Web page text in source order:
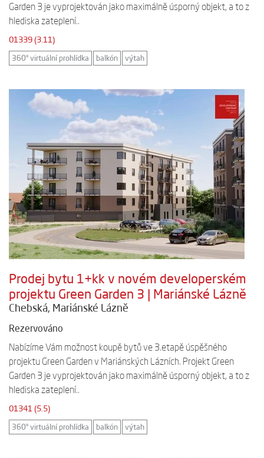
Garden 3 je vyprojektován jako maximálně úsporný objekt, a to z
hlediska zateplení..
01339 (3.11)
360° virtuální prohlídka balkón výtah
Prodej bytu 1+kk v novém developerském
projektu Green Garden 3 | Mariánské Lázně
Chebská, Mariánské Lázně
Rezervováno
Nabízíme Vám možnost koupě bytů ve 3.etapě úspěšného
projektu Green Garden v Mariánských Lázních. Projekt Green
Garden 3 je vyprojektován jako maximálně úsporný objekt, a to z
hlediska zateplení..
01341 (5.5)
360° virtuální prohlídka balkón výtah